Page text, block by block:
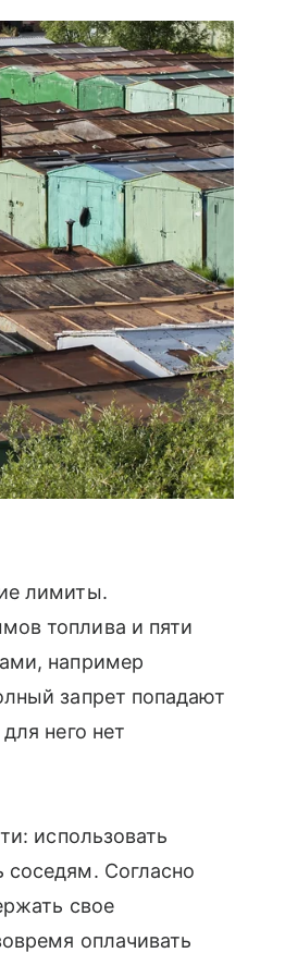
лимиты.
топлива и пяти
например
запрет попадают
него нет
использовать
Согласно
свое
оплачивать